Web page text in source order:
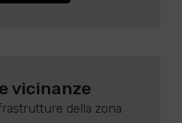
vicinanze
della zona